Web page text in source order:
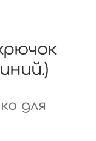
для